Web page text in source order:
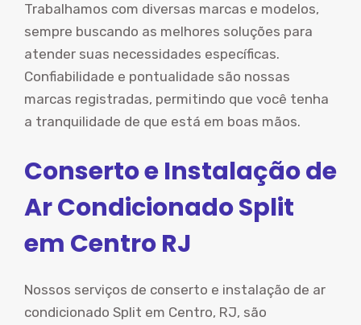
Trabalhamos com diversas marcas e modelos,
sempre buscando as melhores soluções para
atender suas necessidades específicas.
Confiabilidade e pontualidade são nossas
marcas registradas, permitindo que você tenha
a tranquilidade de que está em boas mãos.
Conserto e Instalação de
Ar Condicionado Split
em Centro RJ
Nossos serviços de conserto e instalação de ar
condicionado Split em Centro, RJ, são